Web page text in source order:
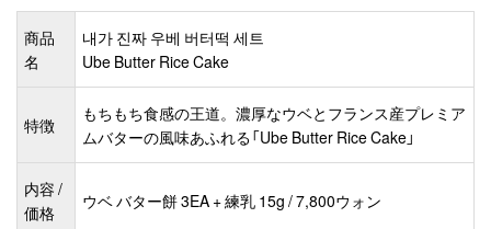
商品
名
내가 진짜 우베 버터떡 세트
Ube Butter Rice Cake
特徴
もちもち食感の王道。濃厚なウベとフランス産プレミア
ムバターの風味あふれる「Ube Butter Rice Cake」
内容 /
価格
ウベ バター餅 3EA + 練乳 15g / 7,800ウォン